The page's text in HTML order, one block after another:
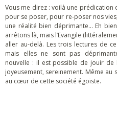
Vous me direz : voilà une prédication
pour se poser, pour re-poser nos
une réalité bien déprimante… Eh
arrêtons là, mais l’Evangile
aller au-delà. Les trois lectures de
mais elles ne sont pas
nouvelle : il est possible de jouir de
joyeusement, sereinement. Même au
au cœur de cette société égoïste.